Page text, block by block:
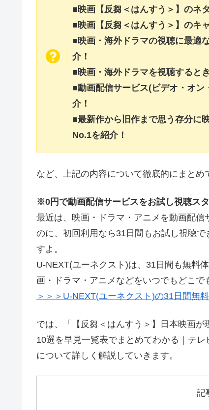
■映画【反芻＜はんすう＞】のネ
■映画【反芻＜はんすう＞】のキ
■映画・海外ドラマの視聴に最適
介！
■映画・海外ドラマを視聴すると
■動画配信サービス(ビデオ・オ
介！
■最新作から旧作まで思う存分に
No.1を紹介！
など、上記の内容について徹底的にまとめ
※0円で動画配信サービスをお試し視聴ス
最近は、映画・ドラマ・アニメを動画配
のに、初回利用なら31日間もお試し視聴
すよ。
U-NEXT(ユーネクスト)は、31日間も無料
画・ドラマ・アニメなどをいつでもどこで
＞＞＞U-NEXT(ユーネクスト)の31日間無
では、「【反芻＜はんすう＞】日本映画
10選を早見一覧表でまとめてわかる｜テ
について詳しく解説していきます。
記